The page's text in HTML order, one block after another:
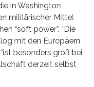
in Washington
militärischer Mittel
“soft power”. “Die
mit den Europäern
be­sonders groß bei
derzeit selbst